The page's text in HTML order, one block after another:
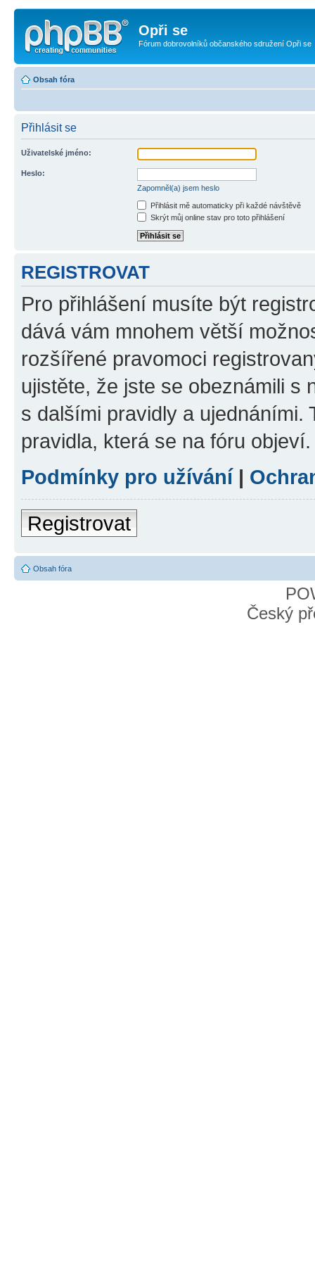
Opři se
Fórum dobrovolníků občanského sdružení Opři se
Obsah fóra
Přihlásit se
Uživatelské jméno:
Heslo:
Zapomněl(a) jsem heslo
Přihlásit mě automaticky při každé návštěvě
Skrýt můj online stav pro toto přihlášení
REGISTROVAT
Pro přihlášení musíte být
dává vám mnohem větší
rozšířené pravomoci
ujistěte, že jste se obeznámili s
s dalšími pravidly a ujednáními.
pravidla, která se na fóru objeví.
Podmínky pro užívání |
Registrovat
Obsah fóra
Český